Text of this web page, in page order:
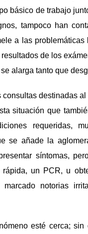
básico de trabajo
tampoco han
a las
de los
alarga tanto que
consultas destinadas
situación que
requeridas,
se añade la
síntomas,
un PCR, u
notorias
esté cerca;